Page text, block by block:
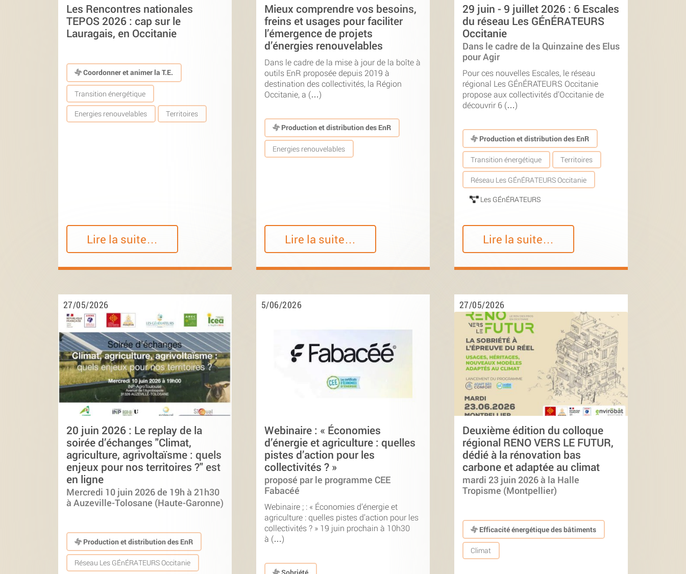
Les Rencontres nationales
TEPOS 2026 : cap sur le
Lauragais, en Occitanie
Coordonner et animer la T.E.
Transition énergétique
Energies renouvelables Territoires
Lire la suite…
Mieux comprendre vos besoins,
freins et usages pour faciliter
l’émergence de projets
d’énergies renouvelables
Dans le cadre de la mise à jour de la boîte à
outils EnR proposée depuis 2019 à
destination des collectivités, la Région
Occitanie, a (…)
Production et distribution des EnR
Energies renouvelables
Lire la suite…
29 juin - 9 juillet 2026 : 6 Escales
du réseau Les GÉnÉRATEURS
Occitanie
Dans le cadre de la Quinzaine des Elus
pour Agir
Pour ces nouvelles Escales, le réseau
régional Les GÉnÉRATEURS Occitanie
propose aux collectivités d’Occitanie de
découvrir 6 (…)
Production et distribution des EnR
Transition énergétique Territoires
Réseau Les GÉnÉRATEURS Occitanie
Les GÉnÉRATEURS
Lire la suite…
27/05/2026
20 juin 2026 : Le replay de la
soirée d’échanges "Climat,
agriculture, agrivoltaïsme : quels
enjeux pour nos territoires ?" est
en ligne
Mercredi 10 juin 2026 de 19h à 21h30
à Auzeville-Tolosane (Haute-Garonne)
Production et distribution des EnR
Réseau Les GÉnÉRATEURS Occitanie
5/06/2026
Webinaire : « Économies
d’énergie et agriculture : quelles
pistes d’action pour les
collectivités ? »
proposé par le programme CEE
Fabacéé
Webinaire ; : « Économies d’énergie et
agriculture : quelles pistes d’action pour les
collectivités ? » 19 juin prochain à 10h30
à (…)
27/05/2026
Deuxième édition du colloque
régional RENO VERS LE FUTUR,
dédié à la rénovation bas
carbone et adaptée au climat
mardi 23 juin 2026 à la Halle
Tropisme (Montpellier)
Efficacité énergétique des bâtiments
Climat